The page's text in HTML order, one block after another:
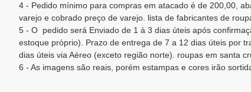
4 - Pedido mínimo para compras em atacado é de 200,00,
varejo e cobrado preço de varejo. lista de fabricantes de
5 - O pedido será Enviado de 1 à 3 dias úteis após
estoque próprio). Prazo de entrega de 7 a 12 dias úteis por
dias úteis via Aéreo (exceto região norte). roupas em santa
6 - As imagens são reais, porém estampas e cores irão